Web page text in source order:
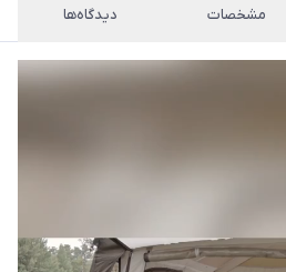
مشخصات دیدگاه‌ها